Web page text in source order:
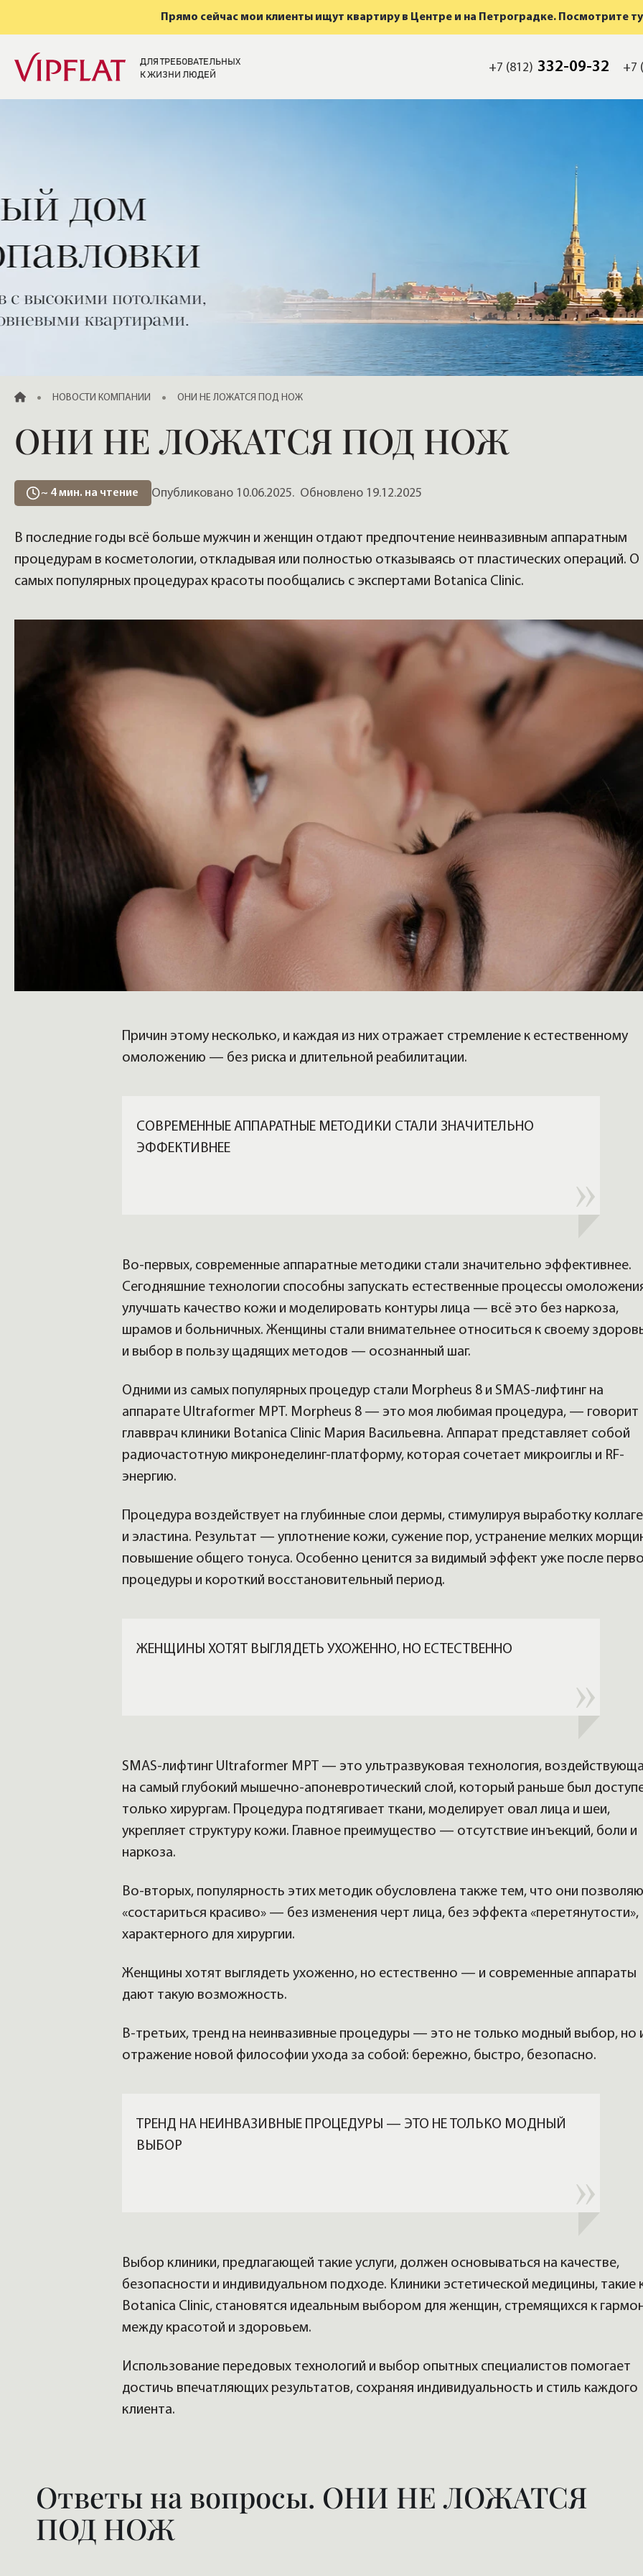
Прямо сейчас мои клиенты ищут квартиру в Центре и на Петроградке. Посмотрите
ДЛЯ ТРЕБОВАТЕЛЬНЫХ
К ЖИЗНИ ЛЮДЕЙ
+7 (812) 332-09-32 +7
Элитная недвижимость
Санкт-Петербурга
Продажа элитных квартир, жилья, домов
ГЛАВНАЯНОВОСТИ КОМПАНИИ ОНИ НЕ ЛОЖАТСЯ ПОД НОЖ
ОНИ НЕ ЛОЖАТСЯ ПОД НОЖ
~ 4мин. на чтение Опубликовано 10.06.2025. Обновлено 19.12.2025
В последние годы всё больше мужчин и женщин отдают предпочтение неинвазивным аппаратным
процедурам в косметологии, откладывая или полностью отказываясь от пластических операций. О
самых популярных процедурах красоты пообщались с экспертами Botanica Clinic.
Причин этому несколько, и каждая из них отражает стремление к естественному
омоложению — без риска и длительной реабилитации.
СОВРЕМЕННЫЕ АППАРАТНЫЕ МЕТОДИКИ СТАЛИ ЗНАЧИТЕЛЬНО
ЭФФЕКТИВНЕЕ
Во-первых, современные аппаратные методики стали значительно эффективнее.
Сегодняшние технологии способны запускать естественные процессы
улучшать качество кожи и моделировать контуры лица — всё это без наркоза,
шрамов и больничных. Женщины стали внимательнее относиться к своему
и выбор в пользу щадящих методов — осознанный шаг.
Одними из самых популярных процедур стали Morpheus 8 и SMAS-лифтинг на
аппарате Ultraformer MPT. Morpheus 8 — это моя любимая процедура, — говорит
главврач клиники Botanica Clinic Мария Васильевна. Аппарат представляет собой
радиочастотную микронеделинг-платформу, которая сочетает микроиглы и RF-
энергию.
Процедура воздействует на глубинные слои дермы, стимулируя выработку
и эластина. Результат — уплотнение кожи, сужение пор, устранение мелких
повышение общего тонуса. Особенно ценится за видимый эффект уже после
процедуры и короткий восстановительный период.
ЖЕНЩИНЫ ХОТЯТ ВЫГЛЯДЕТЬ УХОЖЕННО, НО ЕСТЕСТВЕННО
SMAS-лифтинг Ultraformer MPT — это ультразвуковая технология,
на самый глубокий мышечно-апоневротический слой, который раньше был
только хирургам. Процедура подтягивает ткани, моделирует овал лица и шеи,
укрепляет структуру кожи. Главное преимущество — отсутствие инъекций, боли и
наркоза.
Во-вторых, популярность этих методик обусловлена также тем, что они
«состариться красиво» — без изменения черт лица, без эффекта «перетянутости»,
характерного для хирургии.
Женщины хотят выглядеть ухоженно, но естественно — и современные аппараты
дают такую возможность.
В-третьих, тренд на неинвазивные процедуры — это не только модный выбор, но
отражение новой философии ухода за собой: бережно, быстро, безопасно.
ТРЕНД НА НЕИНВАЗИВНЫЕ ПРОЦЕДУРЫ — ЭТО НЕ ТОЛЬКО МОДНЫЙ
ВЫБОР
Выбор клиники, предлагающей такие услуги, должен основываться на качестве,
безопасности и индивидуальном подходе. Клиники эстетической медицины, такие
Botanica Clinic, становятся идеальным выбором для женщин, стремящихся к
между красотой и здоровьем.
Использование передовых технологий и выбор опытных специалистов помогает
достичь впечатляющих результатов, сохраняя индивидуальность и стиль каждого
клиента.
Ответы на вопросы. ОНИ НЕ ЛОЖАТСЯ
ПОД НОЖ